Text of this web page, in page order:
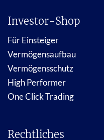
Investor-Shop
Für Einsteiger
Vermögensaufbau
Vermögensschutz
High Performer
One Click Trading
Rechtliches